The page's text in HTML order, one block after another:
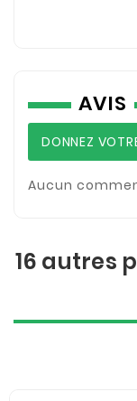
AVIS
DONNEZ
Aucun
16 autres